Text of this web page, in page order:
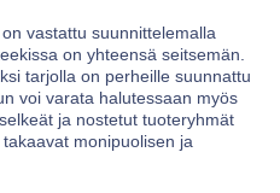
vastattu suunnittelemalla
on yhteensä seitsemän.
tarjolla on perheille suunnattu
voi varata halutessaan myös
ja nostetut tuoteryhmät
monipuolisen ja